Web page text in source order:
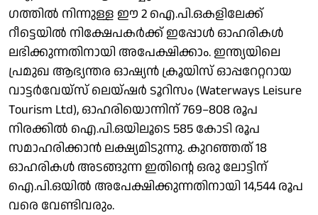
ഗത്തിൽ നിന്നുള്ള ഈ 2 ഐ.പി.ഒകളിലേക്ക്
റീട്ടെയിൽ നിക്ഷേപകർക്ക് ഇപ്പോൾ ഓഹരികൾ
ലഭിക്കുന്നതിനായി അപേക്ഷിക്കാം. ഇന്ത്യയിലെ
പ്രമുഖ ആഭ്യന്തര ഓഷ്യൻ ക്രൂയിസ് ഓപ്പറേറ്ററായ
വാട്ടർവേയ്സ് ലെയ്ഷർ ടൂറിസം (Waterways Leisure
Tourism Ltd), ഓഹരിയൊന്നിന് 769–808 രൂപ
നിരക്കിൽ ഐ.പി.ഒയിലൂടെ 585 കോടി രൂപ
സമാഹരിക്കാൻ ലക്ഷ്യമിടുന്നു. കുറഞ്ഞത് 18
ഓഹരികൾ അടങ്ങുന്ന ഇതിന്റെ ഒരു ലോട്ടിന്
ഐ.പി.ഒയിൽ അപേക്ഷിക്കുന്നതിനായി 14,544 രൂപ
വരെ വേണ്ടിവരും.